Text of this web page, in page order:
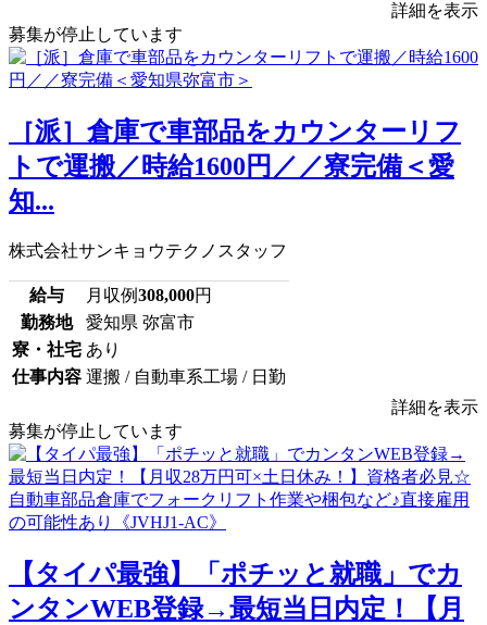
詳細を表示
募集が停止しています
［派］倉庫で車部品をカウンターリフ
トで運搬／時給1600円／／寮完備＜愛
知...
株式会社サンキョウテクノスタッフ
給与 月収例308,000円
勤務地
愛知県 弥富市
寮・社宅 あり
仕事内容 運搬 / 自動車系工場 / 日勤
詳細を表示
募集が停止しています
【タイパ最強】「ポチッと就職」でカ
ンタンWEB登録→最短当日内定！【月